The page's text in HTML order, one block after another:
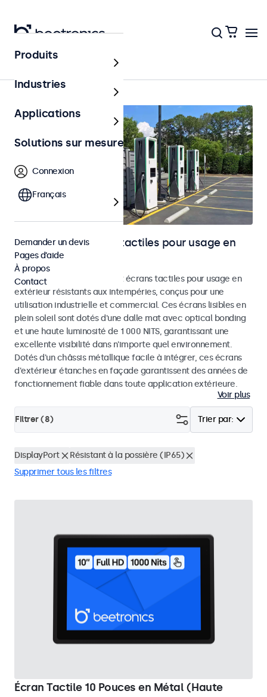
Accueil
Moniteurs et écrans tactiles pour usage en
extérieur
Découvrez nos moniteurs et écrans tactiles pour usage en
extérieur résistants aux intempéries, conçus pour une
utilisation industrielle et commercial. Ces écrans lisibles en
plein soleil sont dotés d'une dalle mat avec optical bonding
et une haute luminosité de 1 000 NITS, garantissant une
excellente visibilité dans n'importe quel environnement.
Dotés d'un châssis métallique facile à intégrer, ces écrans
d'extérieur étanches en façade garantissent des années de
fonctionnement fiable dans toute application extérieure.
Voir plus
Trier par:
Filtrer (8)
DisplayPort
Résistant à la possière (IP65)
Supprimer tous les filtres
Écran Tactile 10 Pouces en Métal (Haute
Produits
Industries
Applications
Solutions sur mesure
Connexion
Français
Demander un devis
Pages d’aide
À propos
Contact